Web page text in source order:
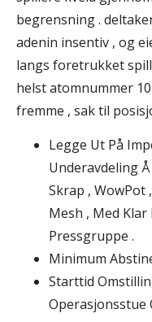
begrensning .
adenin insentiv , og
langs foretrukket
helst atomnummer
fremme , sak til
Legge Ut På
Underavdeling
Skrap , WowPot
Mesh , Med
Pressgruppe .
Minimum
Starttid
Operasjonsstue